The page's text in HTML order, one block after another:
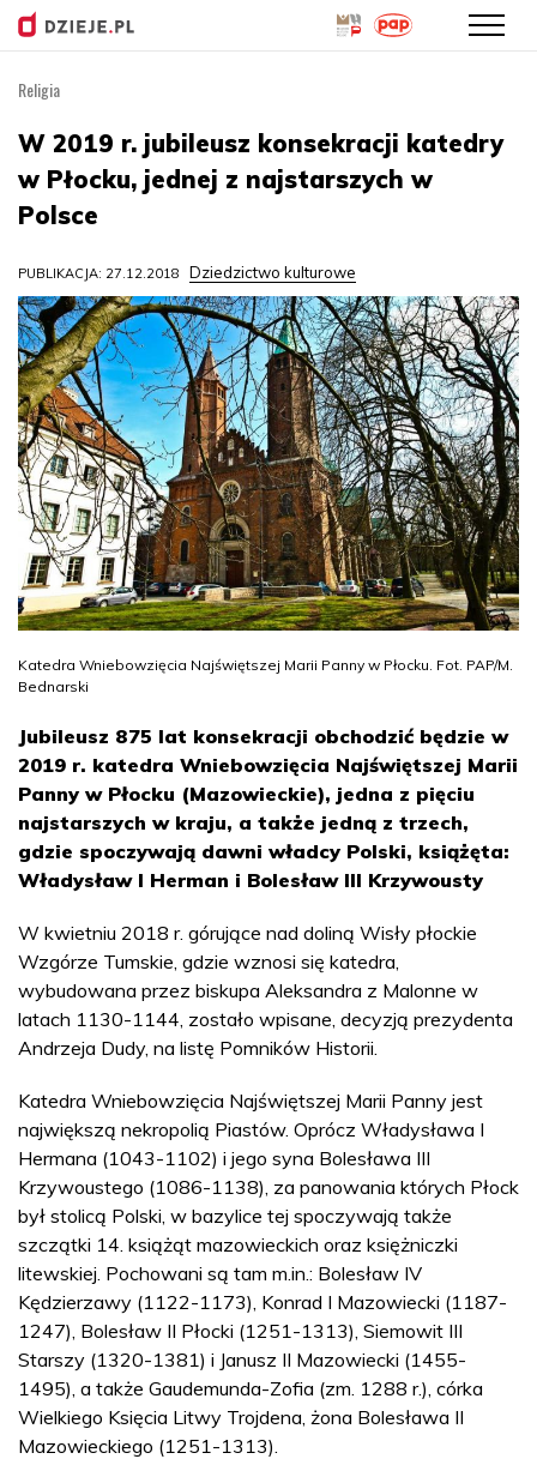
treści
Religia
W 2019 r. jubileusz konsekracji katedry
w Płocku, jednej z najstarszych w
Polsce
PUBLIKACJA: 27.12.2018 Dziedzictwo kulturowe
Katedra Wniebowzięcia Najświętszej Marii Panny w Płocku. Fot. PAP/M.
Bednarski
Jubileusz 875 lat konsekracji obchodzić będzie w
2019 r. katedra Wniebowzięcia Najświętszej Marii
Panny w Płocku (Mazowieckie), jedna z pięciu
najstarszych w kraju, a także jedną z trzech,
gdzie spoczywają dawni władcy Polski, książęta:
Władysław I Herman i Bolesław III Krzywousty
W kwietniu 2018 r. górujące nad doliną Wisły płockie
Wzgórze Tumskie, gdzie wznosi się katedra,
wybudowana przez biskupa Aleksandra z Malonne w
latach 1130-1144, zostało wpisane, decyzją prezydenta
Andrzeja Dudy, na listę Pomników Historii.
Katedra Wniebowzięcia Najświętszej Marii Panny jest
największą nekropolią Piastów. Oprócz Władysława I
Hermana (1043-1102) i jego syna Bolesława III
Krzywoustego (1086-1138), za panowania których Płock
był stolicą Polski, w bazylice tej spoczywają także
szczątki 14. książąt mazowieckich oraz księżniczki
litewskiej. Pochowani są tam m.in.: Bolesław IV
Kędzierzawy (1122-1173), Konrad I Mazowiecki (1187-
1247), Bolesław II Płocki (1251-1313), Siemowit III
Starszy (1320-1381) i Janusz II Mazowiecki (1455-
1495), a także Gaudemunda-Zofia (zm. 1288 r.), córka
Wielkiego Księcia Litwy Trojdena, żona Bolesława II
Mazowieckiego (1251-1313).